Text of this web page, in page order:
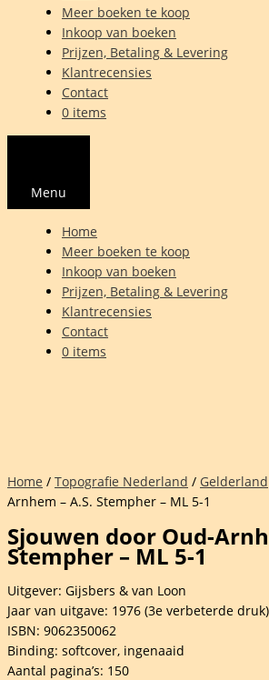
Meer boeken te koop
Inkoop van boeken
Prijzen, Betaling & Levering
Klantrecensies
Contact
0 items
Menu
Home
Meer boeken te koop
Inkoop van boeken
Prijzen, Betaling & Levering
Klantrecensies
Contact
0 items
Home / Topografie Nederland / Gelderland
Arnhem – A.S. Stempher – ML 5-1
Sjouwen door Oud-
Stempher – ML 5-1
Uitgever: Gijsbers & van Loon
Jaar van uitgave: 1976 (3e verbeterde druk)
ISBN: 9062350062
Binding: softcover, ingenaaid
Aantal pagina’s: 150